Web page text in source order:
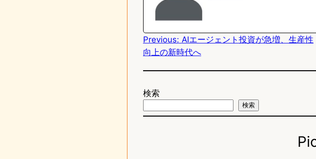
o
y
o
Previous: AIエージェント投資が急増、生産性
向上の新時代へ
検索
検索